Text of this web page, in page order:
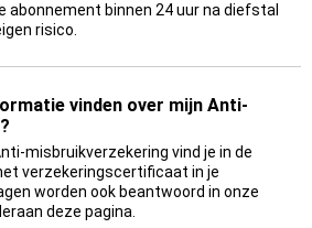
abonnement binnen 24 uur na diefstal
risico.
vinden over mijn Anti-
misbruikverzekering vind je in de
verzekeringscertificaat in je
worden ook beantwoord in onze
deze pagina.